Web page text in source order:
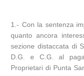
1.- Con la sentenza
quanto ancora
sezione distaccata di
D.G. e C.G. al
Proprietari di Punta